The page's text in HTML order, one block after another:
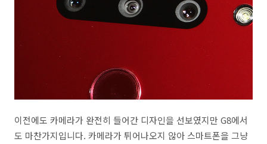
이전에도 카메라가 완전히 들어간 디자인을 선보였지만 G8에서
도 마찬가지입니다. 카메라가 튀어나오지 않아 스마트폰을 그냥